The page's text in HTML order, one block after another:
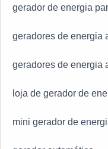
gerador de energia
geradores de energia
geradores de energia
loja de gerador de
mini gerador de